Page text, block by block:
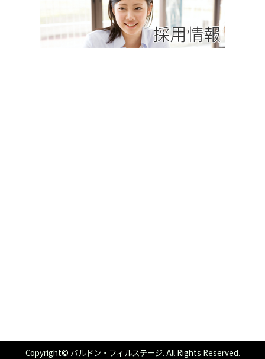
Copyright© バルドン・フィルステージ. All Rights Reserved.